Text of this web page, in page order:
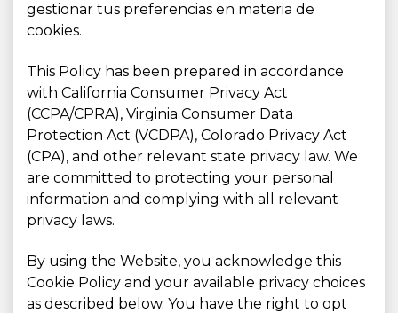
gestionar tus preferencias en materia de
cookies.
This Policy has been prepared in accordance
with California Consumer Privacy Act
(CCPA/CPRA), Virginia Consumer Data
Protection Act (VCDPA), Colorado Privacy Act
(CPA), and other relevant state privacy law. We
are committed to protecting your personal
information and complying with all relevant
privacy laws.
By using the Website, you acknowledge this
Cookie Policy and your available privacy choices
as described below. You have the right to opt